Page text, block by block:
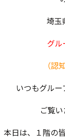
埼玉
グ
（認
いつもグル
ご覧
本日は、１階の